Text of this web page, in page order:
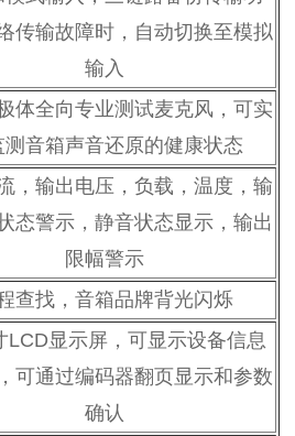
传输故障时，自动切换至模拟
输入
体全向专业测试麦克风，可实
测音箱声音还原的健康状态
，输出电压，负载，温度，输
态警示，静音状态显示，输出
限幅警示
查找，音箱品牌背光闪烁
LCD显示屏，可显示设备信息
可通过编码器翻页显示和参数
确认